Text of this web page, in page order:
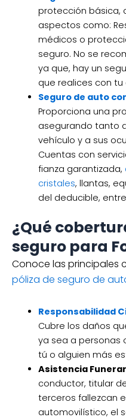
protección básica,
aspectos como:
médicos o
seguro. No se
ya que, hay un
que realices con tu
Seguro de auto
Proporciona una
asegurando tanto
vehículo y a sus
Cuentas con
fianza garantizada,
cristales, llantas,
del deducible,
¿Qué
seguro para
Conoce las principales
póliza de seguro de
Responsabilidad
Cubre los daños
ya sea a personas
tú o alguien más
Asistencia
conductor, titular
terceros fallezcan
automovilístico, el